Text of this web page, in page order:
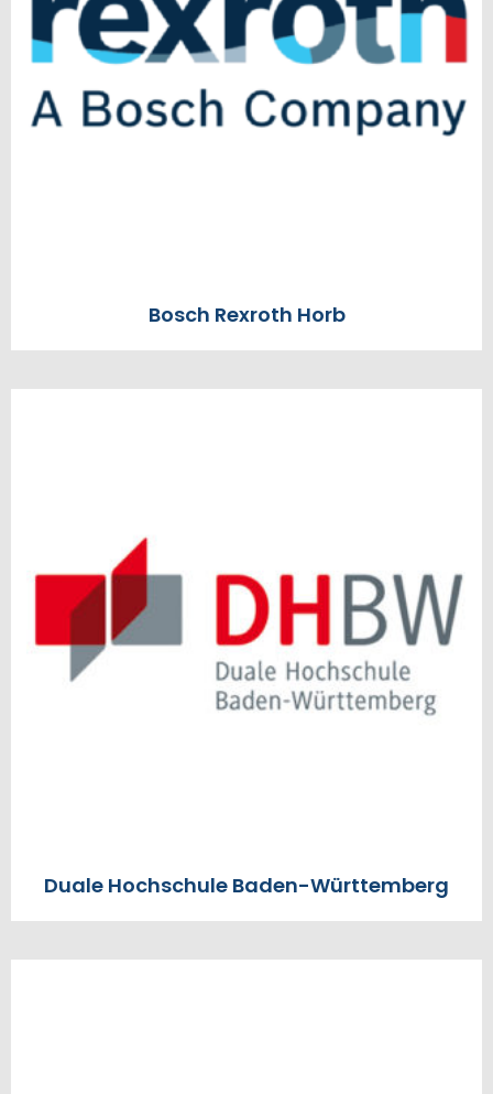
Bosch Rexroth Horb
Duale Hochschule Baden-Württemberg